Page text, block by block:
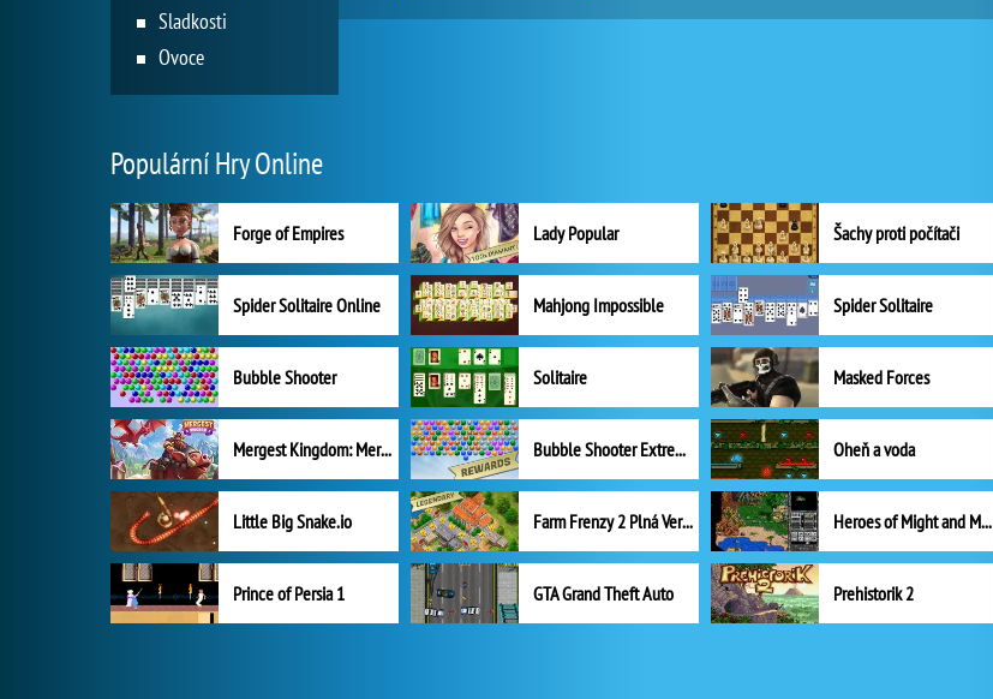
Sladkosti
Ovoce
Populární Hry Online
Forge of Empires Lady Popular Šachy proti počítači
Spider Solitaire Online Mahjong Impossible Spider Solitaire
Bubble Shooter Solitaire Masked Forces
Mergest Kingdom: Merge Puzzle Bubble Shooter Extreme Oheň a voda
Little Big Snake.io Farm Frenzy 2 Plná Verze Heroes of Might and Magic II
Prince of Persia 1 GTA Grand Theft Auto Prehistorik 2